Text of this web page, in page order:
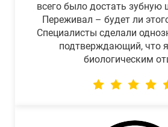
всего было достать зубную
Переживал – будет ли
Специалисты сделали
подтверждающий, что
биологическим